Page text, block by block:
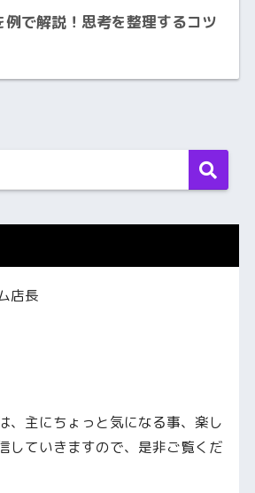
例で解説！思考を整理するコツ
店長
、主にちょっと気になる事、楽し
していきますので、是非ご覧くだ